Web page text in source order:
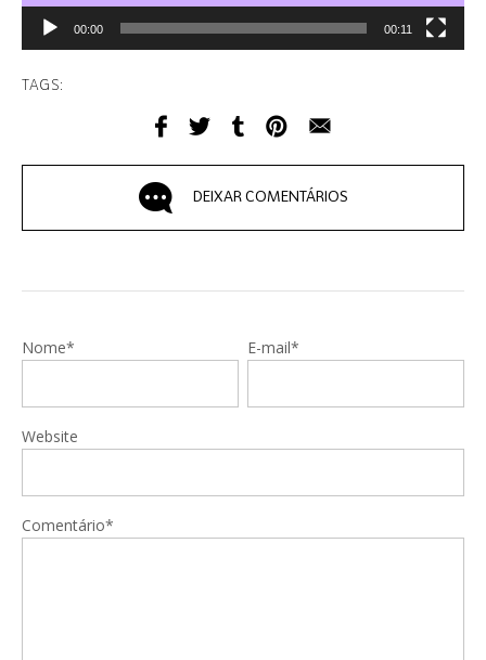
00:00 00:11
TAGS:
DEIXAR COMENTÁRIOS
Nome* E-mail*
Website
Comentário*